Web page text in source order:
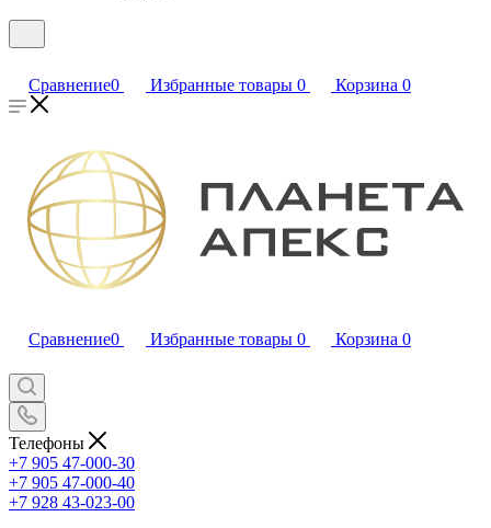
Сравнение0 Избранные товары 0 Корзина 0
Сравнение0 Избранные товары 0 Корзина 0
Телефоны
+7 905 47-000-30
+7 905 47-000-40
+7 928 43-023-00